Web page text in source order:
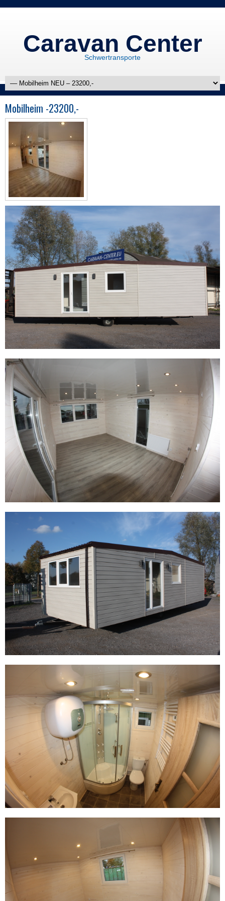
Caravan Center
Schwertransporte
Mobilheim -23200,-